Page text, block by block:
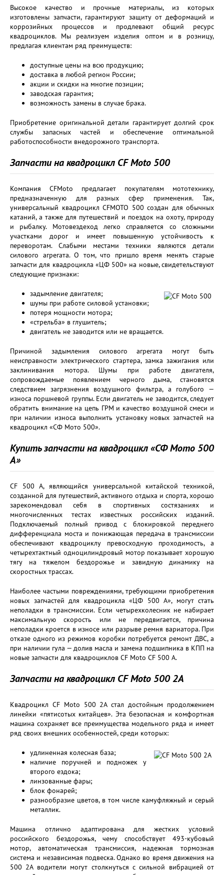
Высокое качество и прочные материалы, из которых
изготовлены запчасти, гарантируют защиту от деформаций и
коррозийных процессов и продлевают общий ресурс
квадроциклов. Мы реализуем изделия оптом и в розницу,
предлагая клиентам ряд преимуществ:
доступные цены на всю продукцию;
доставка в любой регион России;
акции и скидки на многие позиции;
заводская гарантия;
возможность замены в случае брака.
Приобретение оригинальной детали гарантирует долгий срок
службы запасных частей и обеспечение оптимальной
работоспособности внедорожного транспорта.
Запчасти на квадроцикл CF Moto 500
Компания CFMoto предлагает покупателям мототехнику,
предназначенную для разных сфер применения. Так,
универсальный квадроцикл CFMOTO 500 создан для обычных
катаний, а также для путешествий и поездок на охоту, природу
и рыбалку. Мотовездеход легко справляется со сложными
участками дорог и имеет повышенную устойчивость к
переворотам. Слабыми местами техники являются детали
силового агрегата. О том, что пришло время менять старые
запчасти для квадроцикла «ЦФ 500» на новые, свидетельствуют
следующие признаки:
задымление двигателя;
шумы при работе силовой установки;
потеря мощности мотора;
«стрельба» в глушитель;
двигатель не заводится или не вращается.
Причиной задымления силового агрегата могут быть
неисправности электрического стартера, замка зажигания или
заклинивания мотора. Шумы при работе двигателя,
сопровождаемые появлением черного дыма, становятся
следствием загрязнения воздушного фильтра, а голубого —
износа поршневой группы. Если двигатель не заводится, следует
обратить внимание на цепь ГРМ и качество воздушной смеси и
при наличии износа выполнить установку новых запчастей на
квадроцикл «СФ Мото 500».
Купить запчасти на квадроцикл «СФ Мото 500
А»
CF 500 A, являющийся универсальной китайской техникой,
созданной для путешествий, активного отдыха и спорта, хорошо
зарекомендовал себя в спортивных состязаниях и
многочисленных тестах известных российских изданий.
Подключаемый полный привод с блокировкой переднего
дифференциала моста и понижающая передача в трансмиссии
обеспечивают квадроциклу превосходную проходимость, а
четырехтактный одноцилиндровый мотор показывает хорошую
тягу на тяжелом бездорожье и завидную динамику на
скоростных трассах.
Наиболее частыми повреждениями, требующими приобретения
новых запчастей для квадроцикла «ЦФ 500 А», могут стать
неполадки в трансмиссии. Если четырехколесник не набирает
максимальную скорость или не передвигается, причина
неполадки кроется в износе или разрыве ремня вариатора. При
отказе одного из режимов коробки потребуется ремонт ДВС, а
при наличии гула — долив масла и замена подшипника в КПП на
новые запчасти для квадроциклов CF Moto CF 500 A.
Запчасти на квадроцикл CF Moto 500 2A
Квадроцикл CF Moto 500 2A стал достойным продолжением
линейки «пятисотых китайцев». Эта безопасная и комфортная
машина сохраняет все преимущества модельного ряда и имеет
ряд своих внешних особенностей, среди которых:
удлиненная колесная база;
наличие поручней и подножек у
второго ездока;
линзованные фары;
блок фонарей;
разнообразие цветов, в том числе камуфляжный и серый
металлик.
Машина отлично адаптирована для жестких условий
российского бездорожья, чему способствует 493-кубовый
мотор, автоматическая трансмиссия, надежная тормозная
система и независимая подвеска. Однако во время движения на
500 2A водители могут столкнуться с сильной вибрацией от